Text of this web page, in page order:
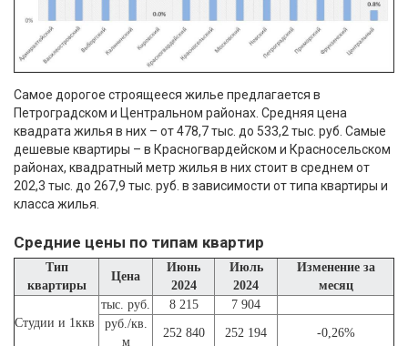
Самое дорогое строящееся жилье предлагается в
Петроградском и Центральном районах. Средняя цена
квадрата жилья в них – от 478,7 тыс. до 533,2 тыс. руб. Самые
дешевые квартиры – в Красногвардейском и Красносельском
районах, квадратный метр жилья в них стоит в среднем от
202,3 тыс. до 267,9 тыс. руб. в зависимости от типа квартиры и
класса жилья.
Средние цены по типам квартир
Тип
квартиры
Цена
Июнь
2024
Июль
2024
Изменение за
месяц
Студии и 1ккв
тыс. руб. 8 215
7 904
руб./кв.
м
252 840 252 194 -0,26%